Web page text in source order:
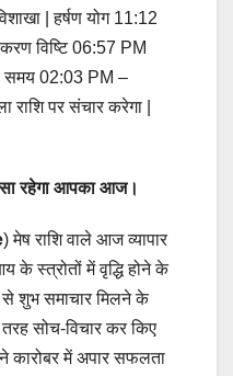
| हर्षण योग 11:12
विष्टि 06:57 PM
समय 02:03 PM –
पर संचार करेगा |
रहेगा आपका आज।
) मेष राशि वाले आज व्यापार
के स्त्रोतों में वृद्धि होने के
से शुभ समाचार मिलने के
सोच-विचार कर किए
कारोबर में अपार सफलता